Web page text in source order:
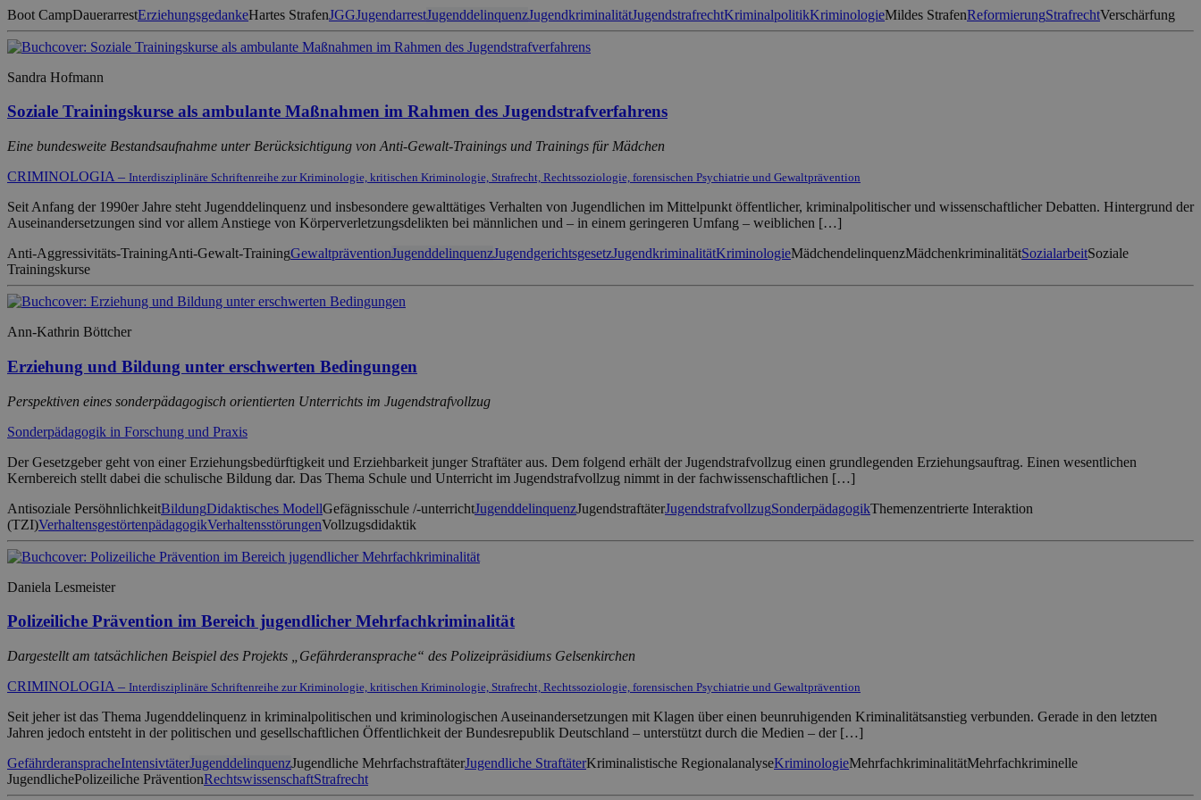
Boot CampDauerarrestErziehungsgedankeHartes StrafenJGGJugendarrestJugenddelinquenzJugendkriminalitätJugendstrafrechtKriminalpolitikKriminologieMildes StrafenReformierungStrafrechtVerschärfung
Sandra Hofmann
Soziale Trainingskurse als ambulante Maßnahmen im Rahmen des Jugendstrafverfahrens
Eine bundesweite Bestandsaufnahme unter Berücksichtigung von Anti-Gewalt-Trainings und Trainings für Mädchen
CRIMINOLOGIA – Interdisziplinäre Schriftenreihe zur Kriminologie, kritischen Kriminologie, Strafrecht, Rechtssoziologie, forensischen Psychiatrie und Gewaltprävention
Seit Anfang der 1990er Jahre steht Jugenddelinquenz und insbesondere gewalttätiges Verhalten von Jugendlichen im Mittelpunkt öffentlicher, kriminalpolitischer und wissenschaftlicher Debatten. Hintergrund der
Auseinandersetzungen sind vor allem Anstiege von Körperverletzungsdelikten bei männlichen und – in einem geringeren Umfang – weiblichen […]
Anti-Aggressivitäts-TrainingAnti-Gewalt-TrainingGewaltpräventionJugenddelinquenzJugendgerichtsgesetzJugendkriminalitätKriminologieMädchendelinquenzMädchenkriminalitätSozialarbeitSoziale
Trainingskurse
Ann-Kathrin Böttcher
Erziehung und Bildung unter erschwerten Bedingungen
Perspektiven eines sonderpädagogisch orientierten Unterrichts im Jugendstrafvollzug
Sonderpädagogik in Forschung und Praxis
Der Gesetzgeber geht von einer Erziehungsbedürftigkeit und Erziehbarkeit junger Straftäter aus. Dem folgend erhält der Jugendstrafvollzug einen grundlegenden Erziehungsauftrag. Einen wesentlichen
Kernbereich stellt dabei die schulische Bildung dar. Das Thema Schule und Unterricht im Jugendstrafvollzug nimmt in der fachwissenschaftlichen […]
Antisoziale PersöhnlichkeitBildungDidaktisches ModellGefägnisschule /-unterrichtJugenddelinquenzJugendstraftäterJugendstrafvollzugSonderpädagogikThemenzentrierte Interaktion
(TZI)VerhaltensgestörtenpädagogikVerhaltensstörungenVollzugsdidaktik
Daniela Lesmeister
Polizeiliche Prävention im Bereich jugendlicher Mehrfachkriminalität
Dargestellt am tatsächlichen Beispiel des Projekts „Gefährderansprache“ des Polizeipräsidiums Gelsenkirchen
CRIMINOLOGIA – Interdisziplinäre Schriftenreihe zur Kriminologie, kritischen Kriminologie, Strafrecht, Rechtssoziologie, forensischen Psychiatrie und Gewaltprävention
Seit jeher ist das Thema Jugenddelinquenz in kriminalpolitischen und kriminologischen Auseinandersetzungen mit Klagen über einen beunruhigenden Kriminalitätsanstieg verbunden. Gerade in den letzten
Jahren jedoch entsteht in der politischen und gesellschaftlichen Öffentlichkeit der Bundesrepublik Deutschland – unterstützt durch die Medien – der […]
GefährderanspracheIntensivtäterJugenddelinquenzJugendliche MehrfachstraftäterJugendliche StraftäterKriminalistische RegionalanalyseKriminologieMehrfachkriminalitätMehrfachkriminelle
JugendlichePolizeiliche PräventionRechtswissenschaftStrafrecht